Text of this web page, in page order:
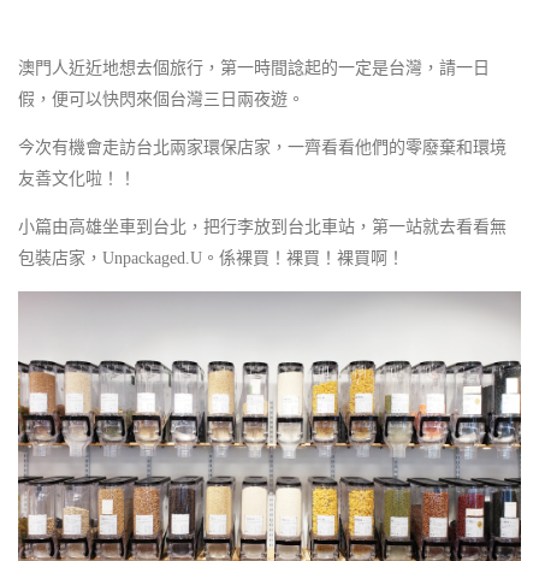
澳門人近近地想去個旅行，第一時間諗起的一定是台灣，請一日
假，便可以快閃來個台灣三日兩夜遊。
今次有機會走訪台北兩家環保店家，一齊看看他們的零廢棄和環境
友善文化啦！！
小篇由高雄坐車到台北，把行李放到台北車站，第一站就去看看無
包裝店家，Unpackaged.U。係裸買！裸買！裸買啊！